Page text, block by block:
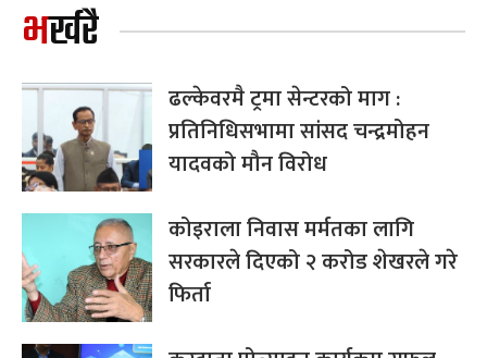
भर्खरै
ढल्केवरमै ट्रमा सेन्टरको माग :
प्रतिनिधिसभामा सांसद चन्द्रमोहन
यादवको मौन विरोध
कोइराला निवास मर्मतका लागि
सरकारले दिएको २ करोड शेखरले गरे
फिर्ता